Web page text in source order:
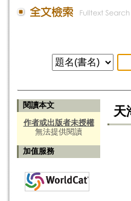
閱讀本文
作者或出版者未授權
無法提供閱讀
加值服務
天